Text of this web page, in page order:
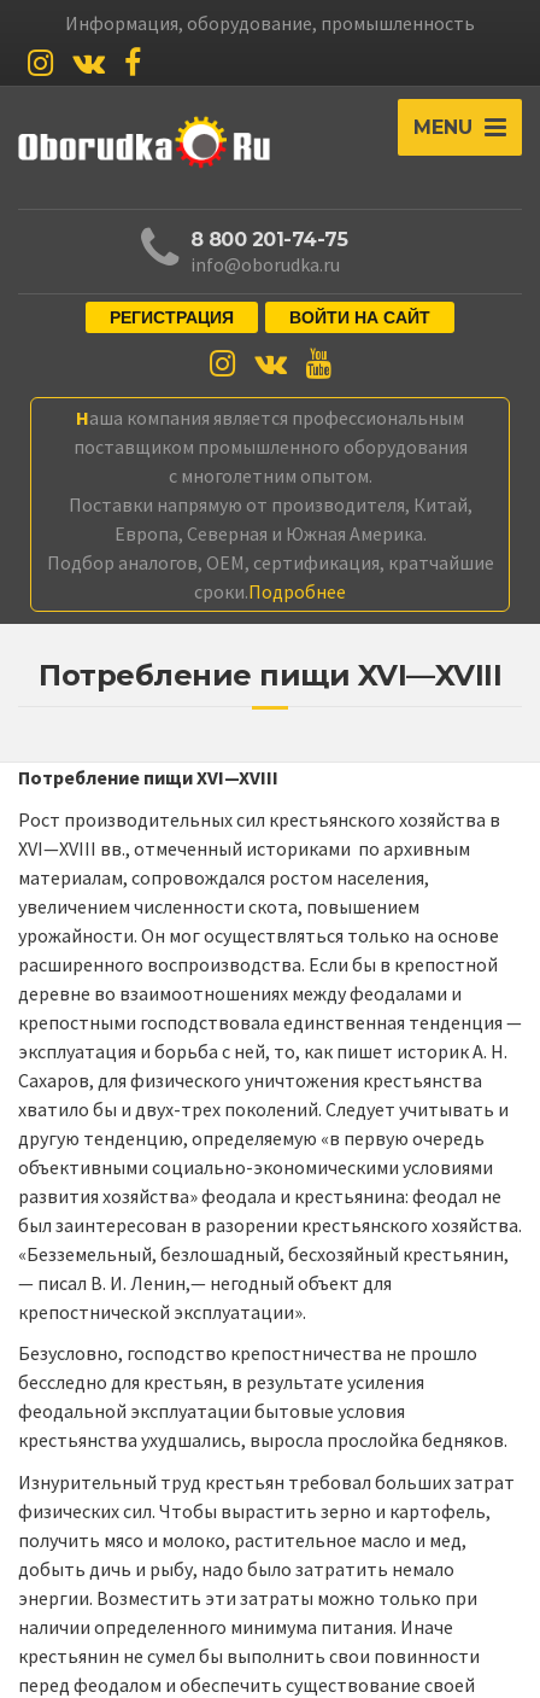
Информация, оборудование, промышленность
MENU
8 800 201-74-75
info@oborudka.ru
РЕГИСТРАЦИЯ ВОЙТИ НА САЙТ
Наша компания является профессиональным
поставщиком промышленного оборудования
с многолетним опытом.
Поставки напрямую от производителя, Китай,
Европа, Северная и Южная Америка.
Подбор аналогов, OEM, сертификация, кратчайшие
сроки.Подробнее
Потребление пищи XVI—XVIII
Потребление пищи XVI—XVIII
Рост производительных сил крестьянского хозяйства в
XVI—XVIII вв., отмеченный историками по архивным
материалам, сопровождался ростом населения,
увеличением численности скота, повышением
урожайности. Он мог осуществляться только на основе
расширенного воспроизводства. Если бы в крепостной
деревне во взаимоотношениях между феодалами и
крепостными господствовала единственная тенденция —
эксплуатация и борьба с ней, то, как пишет историк А. Н.
Сахаров, для физического уничтожения крестьянства
хватило бы и двух-трех поколений. Следует учитывать и
другую тенденцию, определяемую «в первую очередь
объективными социально-экономическими условиями
развития хозяйства» феодала и крестьянина: феодал не
был заинтересован в разорении крестьянского хозяйства.
«Безземельный, безлошадный, бесхозяйный крестьянин,
— писал В. И. Ленин,— негодный объект для
крепостнической эксплуатации».
Безусловно, господство крепостничества не прошло
бесследно для крестьян, в результате усиления
феодальной эксплуатации бытовые условия
крестьянства ухудшались, выросла прослойка бедняков.
Изнурительный труд крестьян требовал больших затрат
физических сил. Чтобы вырастить зерно и картофель,
получить мясо и молоко, растительное масло и мед,
добыть дичь и рыбу, надо было затратить немало
энергии. Возместить эти затраты можно только при
наличии определенного минимума питания. Иначе
крестьянин не сумел бы выполнить свои повинности
перед феодалом и обеспечить существование своей